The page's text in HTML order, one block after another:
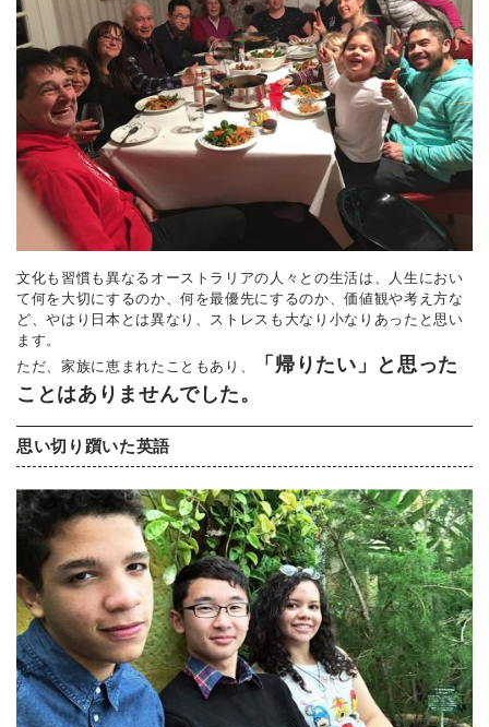
文化も習慣も異なるオーストラリアの人々との生活は、人生におい
て何を大切にするのか、何を最優先にするのか、価値観や考え方な
ど、やはり日本とは異なり、ストレスも大なり小なりあったと思い
ます。
ただ、家族に恵まれたこともあり、
「帰りたい」と思った
ことはありませんでした。
思い切り躓いた英語